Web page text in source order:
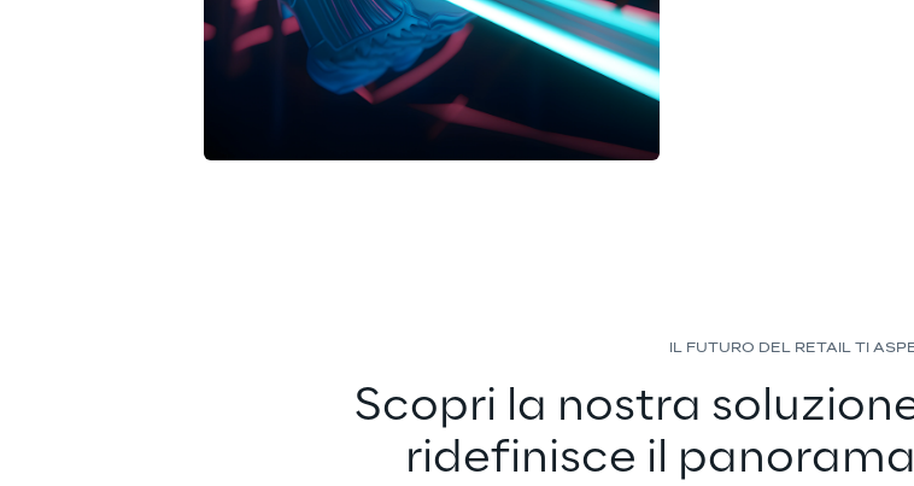
IL FUTURO DEL RETAIL TI
Scopri la nostra
ridefinisce il